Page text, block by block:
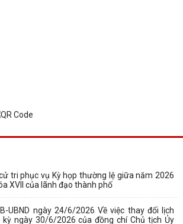
tri phục vụ Kỳ họp thường lệ giữa năm 2026
XVII của lãnh đạo thành phố
UBND ngày 24/6/2026 Về việc thay đổi lịch
kỳ ngày 30/6/2026 của đồng chí Chủ tịch Ủy